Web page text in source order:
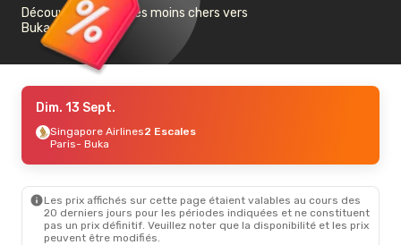
Découvrez les vols les moins chers vers
Buka
Dim. 13 Sept.
Singapore Airlines2 Escales
Paris- Buka
Les prix affichés sur cette page étaient valables au cours des
20 derniers jours pour les périodes indiquées et ne constituent
pas un prix définitif. Veuillez noter que la disponibilité et les prix
peuvent être modifiés.